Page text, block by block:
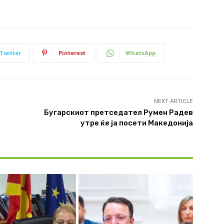
Twitter Pinterest WhatsApp
NEXT ARTICLE
Бугарскиот претседател Румен Радев
утре ќе ја посети Македонија